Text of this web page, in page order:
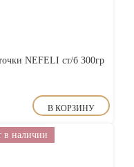
NEFELI ст/б 300гр
В КОРЗИНУ
в наличии